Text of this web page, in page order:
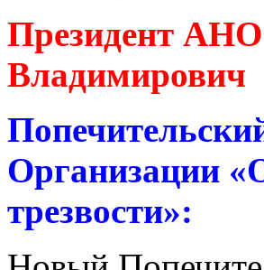
Президент
Владимирович
Организации
трезвости»: